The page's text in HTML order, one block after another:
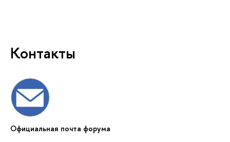
Контакты
Официальная почта форума